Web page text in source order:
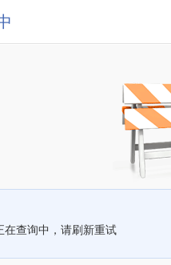
在查询中，请刷新重试